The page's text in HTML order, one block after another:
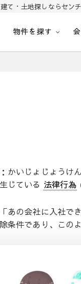
て・土地探しならセン
地・リノベ物
物件を探す
かいじょじょうけん
じている 法律行為
あの会社に入社で
条件であり、この